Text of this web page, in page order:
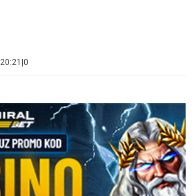
20:21 0